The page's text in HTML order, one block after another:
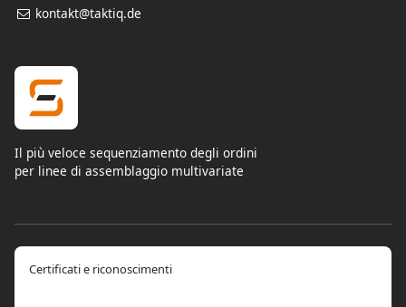
kontakt@taktiq.de
Il più veloce sequenziamento degli ordini
per linee di assemblaggio multivariate
Certificati e riconoscimenti